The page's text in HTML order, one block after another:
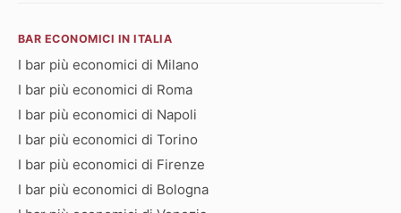
BAR ECONOMICI IN ITALIA
I bar più economici di Milano
I bar più economici di Roma
I bar più economici di Napoli
I bar più economici di Torino
I bar più economici di Firenze
I bar più economici di Bologna